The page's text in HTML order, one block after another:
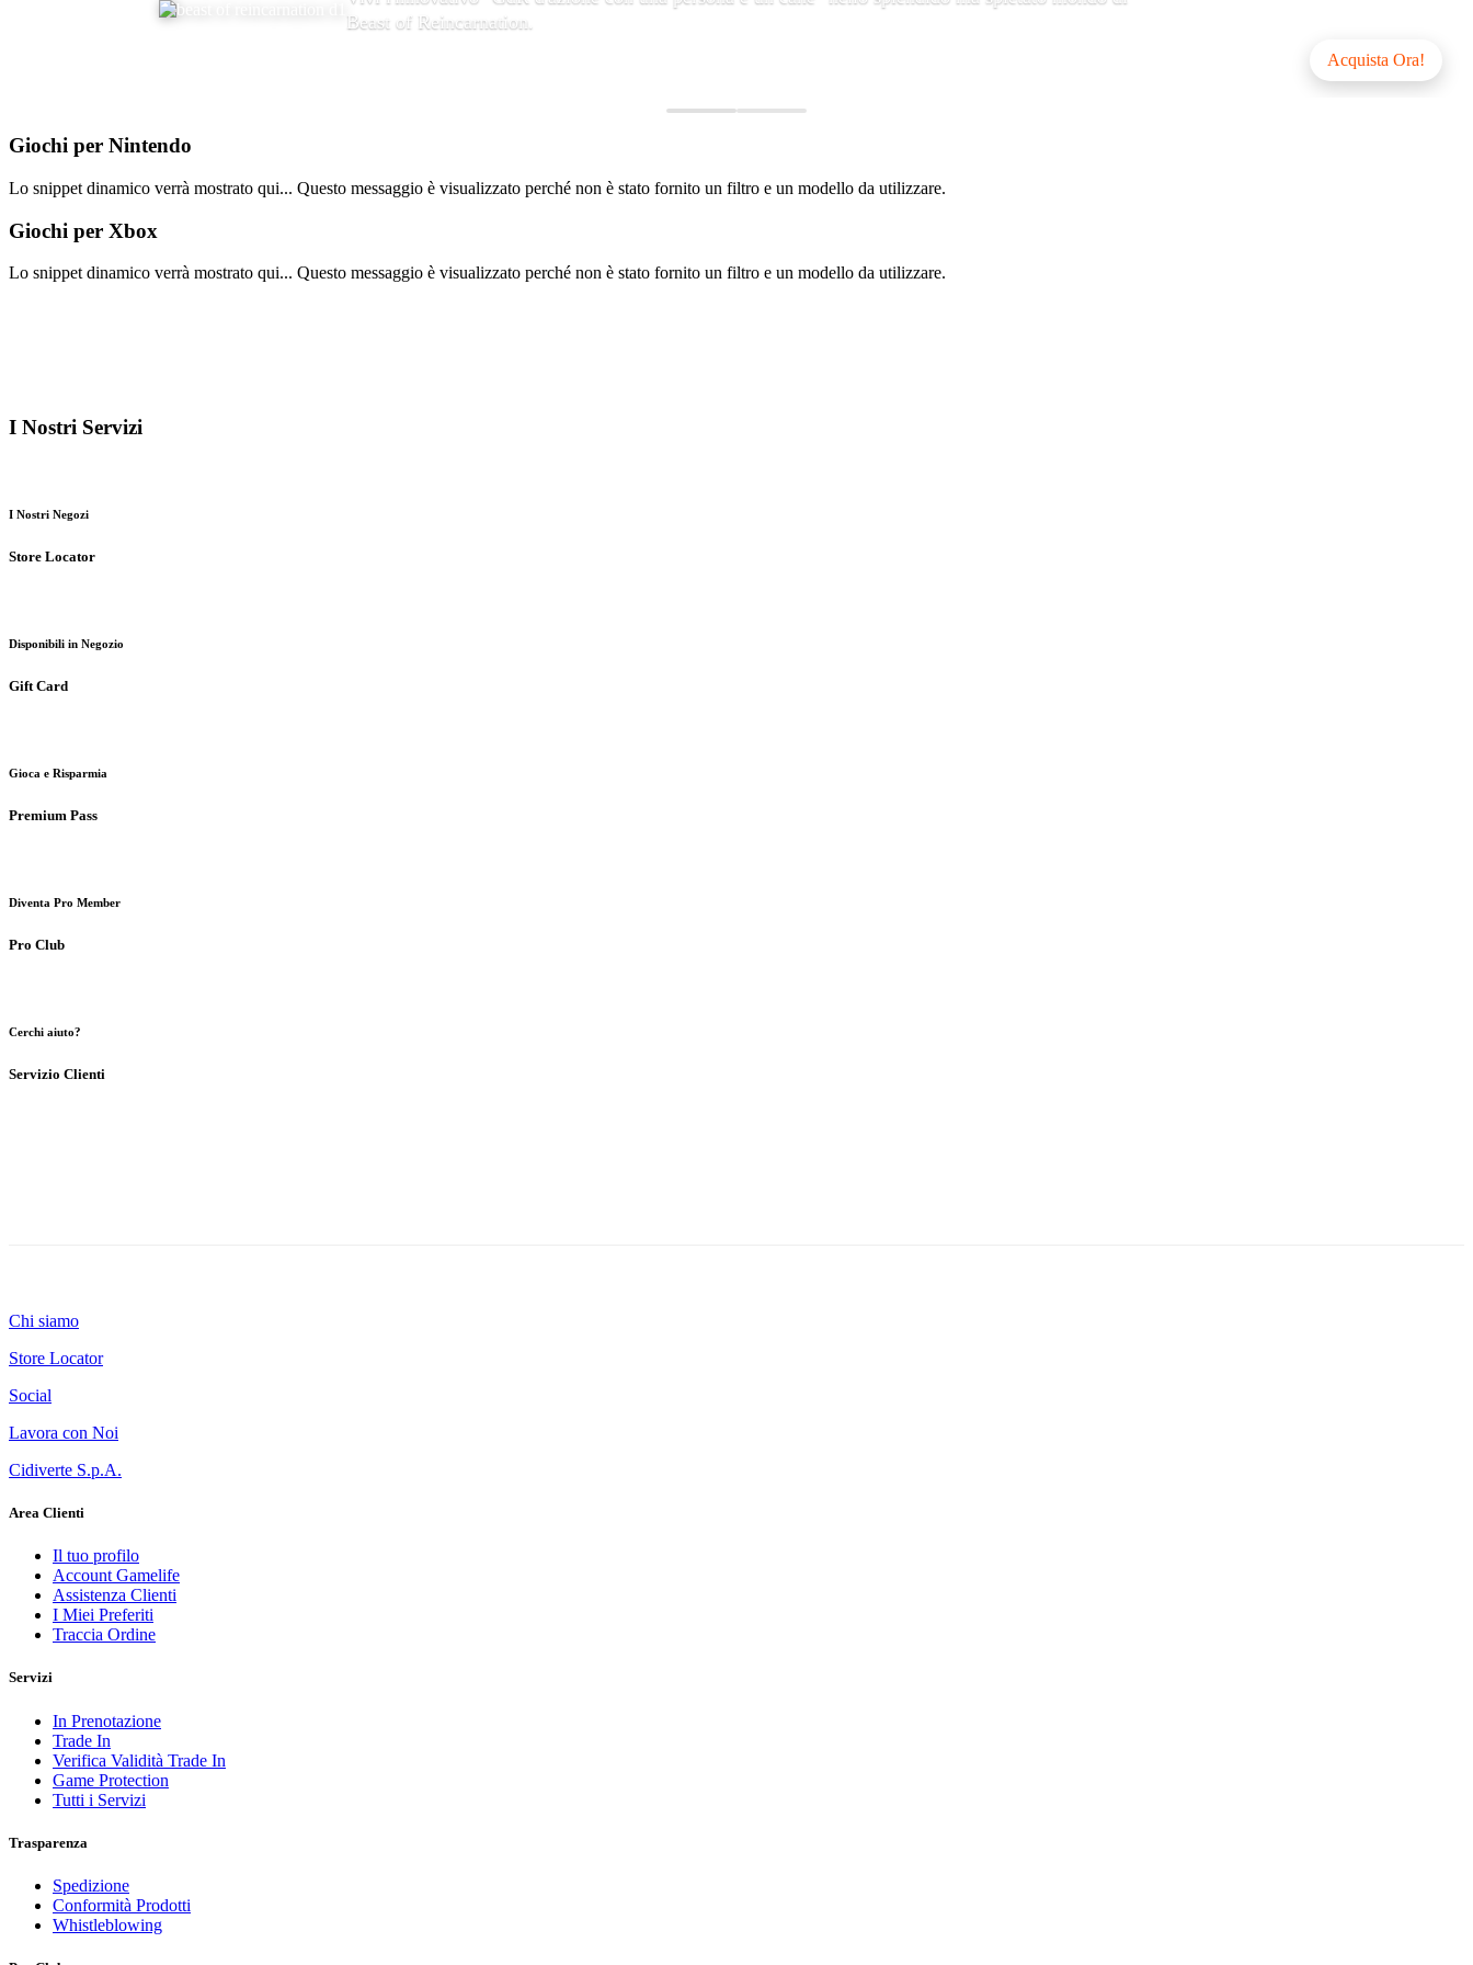
Beast of Reincarnation.
Acquista Ora!
Giochi per Nintendo
Lo snippet dinamico verrà mostrato qui... Questo messaggio è visualizzato perché non è stato fornito un filtro e un modello da utilizzare.
Giochi per Xbox
Lo snippet dinamico verrà mostrato qui... Questo messaggio è visualizzato perché non è stato fornito un filtro e un modello da utilizzare.
I Nostri Servizi
I Nostri Negozi
Store Locator
Disponibili in Negozio
Gift Card
Gioca e Risparmia
Premium Pass
Diventa Pro Member
Pro Club
Cerchi aiuto?
Servizio Clienti
Chi siamo
Store Locator
Social
Lavora con Noi
Cidiverte S.p.A.
Area Clienti
Il tuo profilo
Account Gamelife
Assistenza Clienti
I Miei Preferiti
Traccia Ordine
Servizi
In Prenotazione
Trade In
Verifica Validità Trade In
Game Protection
Tutti i Servizi
Trasparenza
Spedizione
Conformità Prodotti
Whistleblowing